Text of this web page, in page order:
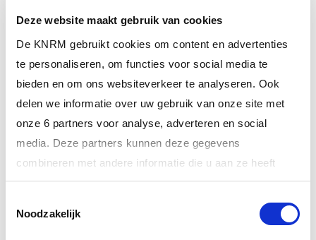
Deze website maakt gebruik van cookies
De KNRM gebruikt cookies om content en advertenties
te personaliseren, om functies voor social media te
bieden en om ons websiteverkeer te analyseren. Ook
delen we informatie over uw gebruik van onze site met
onze 6 partners voor analyse, adverteren en social
media. Deze partners kunnen deze gegevens
combineren met andere informatie die u aan ze heeft
verstrekt of die ze hebben verzameld op basis van uw
Noodzakelijk
GERELATEERD NIEUWS